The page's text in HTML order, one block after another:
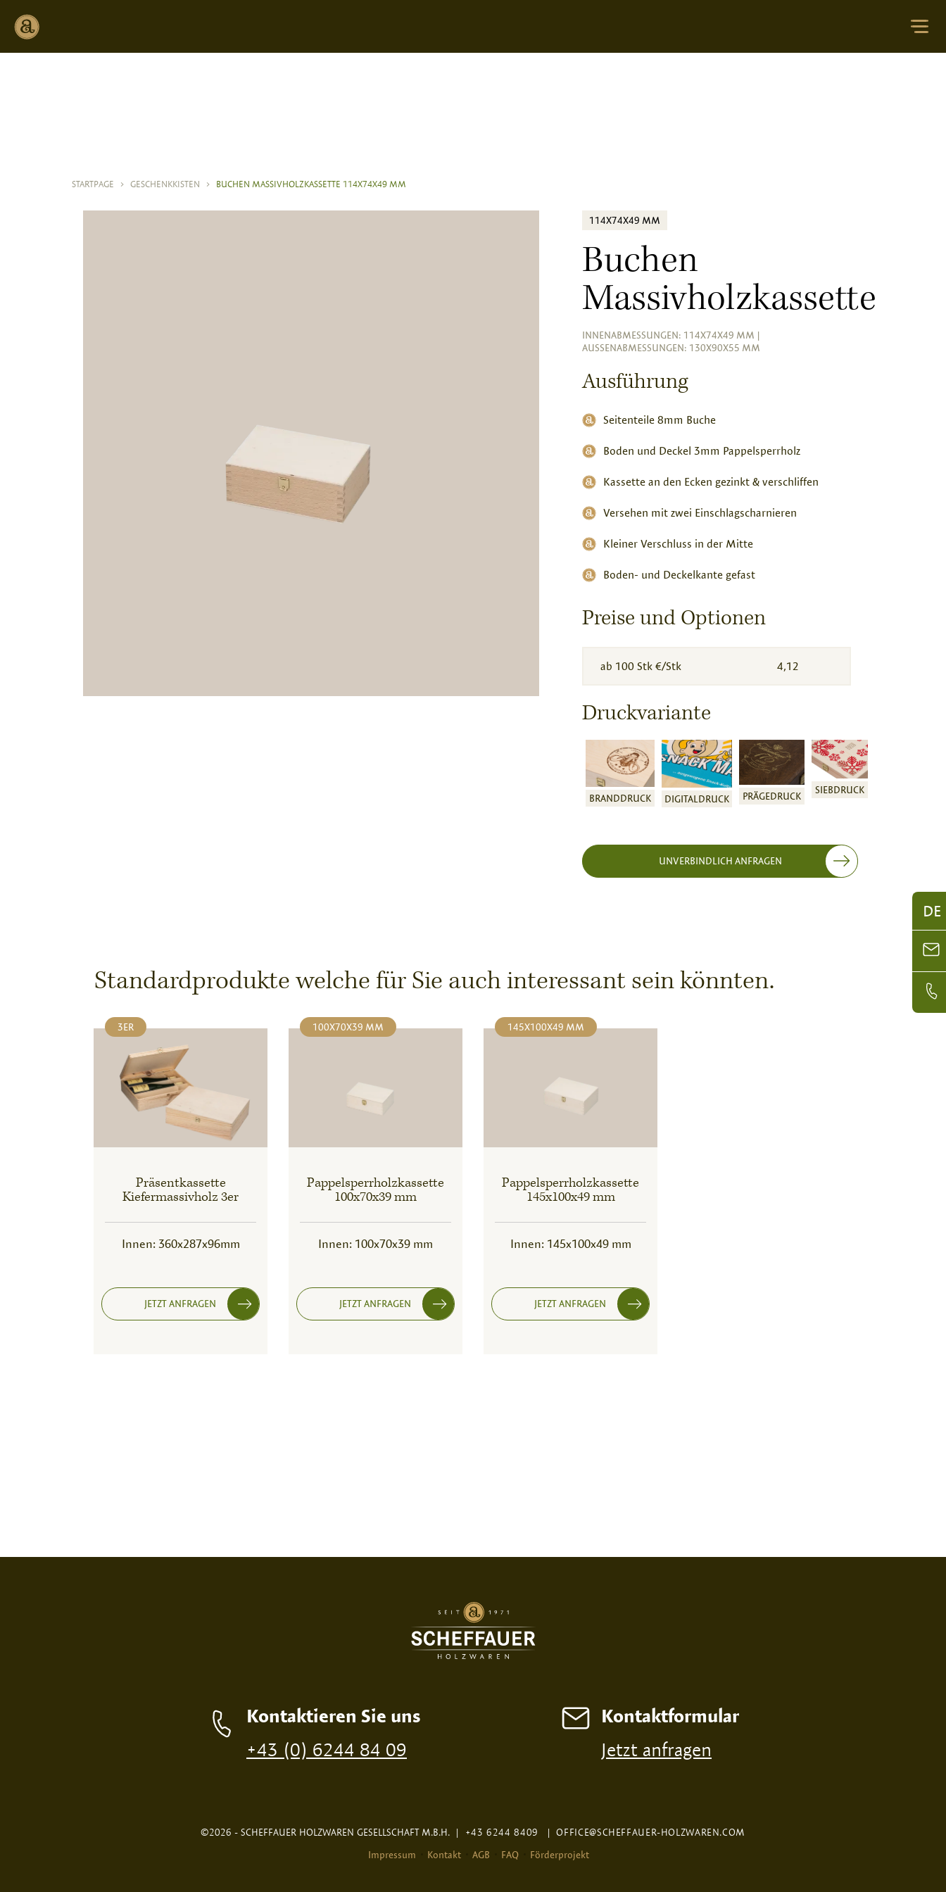
STARTPAGE > GESCHENKKISTEN > BUCHEN MASSIVHOLZKASSETTE 114X74X49 MM
114X74X49 MM
Buchen
Massivholzkassette
INNENABMESSUNGEN: 114X74X49 MM |
AUSSENABMESSUNGEN: 130X90X55 MM
Ausführung
Seitenteile 8mm Buche
Boden und Deckel 3mm Pappelsperrholz
Kassette an den Ecken gezinkt & verschliffen
Versehen mit zwei Einschlagscharnieren
Kleiner Verschluss in der Mitte
Boden- und Deckelkante gefast
Preise und Optionen
ab 100 Stk €/Stk 4,12
Druckvariante
BRANDDRUCK DIGITALDRUCK PRÄGEDRUCK SIEBDRUCK
UNVERBINDLICH ANFRAGEN
Standardprodukte welche für Sie auch interessant sein könnten.
3ER
Präsentkassette
Kiefermassivholz 3er
Innen: 360x287x96mm
JETZT ANFRAGEN
100X70X39 MM
Pappelsperrholzkassette
100x70x39 mm
Innen: 100x70x39 mm
JETZT ANFRAGEN
145X100X49 MM
Pappelsperrholzkassette
145x100x49 mm
Innen: 145x100x49 mm
JETZT ANFRAGEN
Kontaktieren Sie uns
+43 (0) 6244 84 09
Kontaktformular
Jetzt anfragen
©2026 - SCHEFFAUER HOLZWAREN GESELLSCHAFT M.B.H. | +43 6244 8409 | OFFICE@SCHEFFAUER-HOLZWAREN.COM
Impressum
Kontakt AGB FAQ Förderprojekt
DE